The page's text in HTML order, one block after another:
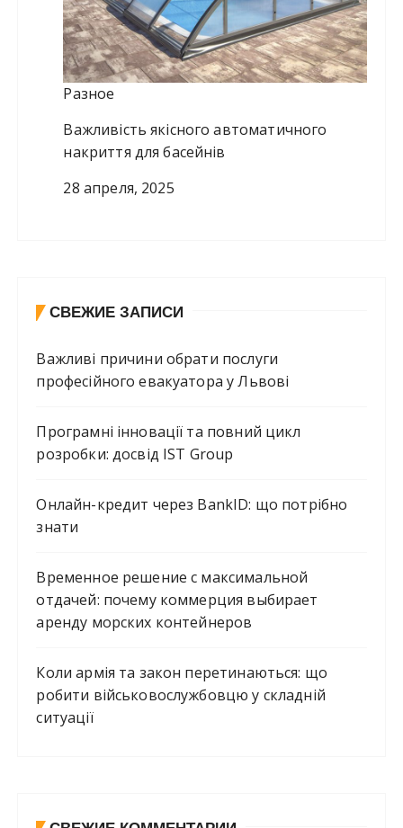
Разное
Важливість якісного автоматичного
накриття для басейнів
28 апреля, 2025
СВЕЖИЕ ЗАПИСИ
Важливі причини обрати послуги
професійного евакуатора у Львові
Програмні інновації та повний цикл
розробки: досвід IST Group
Онлайн-кредит через BankID: що потрібно
знати
Временное решение с максимальной
отдачей: почему коммерция выбирает
аренду морских контейнеров
Коли армія та закон перетинаються: що
робити військовослужбовцю у складній
ситуації